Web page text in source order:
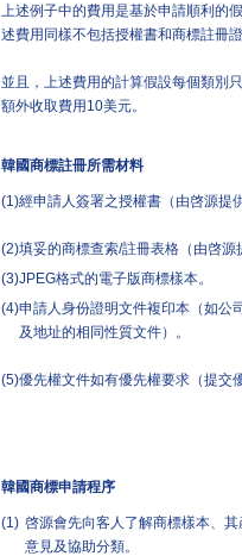
上述例子中的費用是基於申請順利的
述費用同樣不包括授權書和商標註冊
並且，上述費用的計算假設每個類別
額外收取費用10美元。
韓國商標註冊所需材料
(1)經申請人簽署之授權書（由啓源提
(2)填妥的商標查索/註冊表格（由啓源
(3)JPEG格式的電子版商標樣本。
(4)申請人身份證明文件複印本（如公
及地址的相同性質文件）。
(5)優先權文件如有優先權要求（提交
韓國商標申請程序
(1) 啓源會先向客人了解商標樣本、
意見及協助分類。